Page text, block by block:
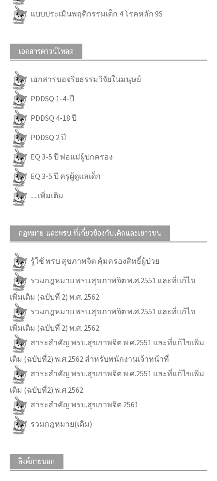
แบบประเมินพฤติกรรมเด็ก 4 โรคหลัก 9S
เอกสารดาวน์โหลด
เอกสารขอจริยธรรมวิจัยในมนุษย์
PDDSQ 1-4-ปี
PDDSQ 4-18 ปี
PDDSQ 2 ปี
EQ 3-5 ปี พ่อแม่ผู้ปกครอง
EQ 3-5 ปี ครูผู้ดูแลเด็ก
.....เพิ่มเติม
กฎหมาย และพรบ.ที่เกี่ยวข้องกับเด็กและเยาวชน
รู้ใช้ พรบ สุขภาพจิต คุ้มครองสิทธิ์ผู้ป่วย
รวมกฎหมาย พรบ.สุขภาพจิต พ.ศ.2551 และที่แก้ไข
เพิ่มเติม (ฉบับที่ 2) พ.ศ. 2562
รวมกฎหมาย พรบ.สุขภาพจิต พ.ศ.2551 และที่แก้ไข
เพิ่มเติม (ฉบับที่ 2) พ.ศ. 2562
สาระสำคัญ พรบ.สุขภาพจิต พ.ศ.2551 และที่แก้ไขเพิ่ม
เติม (ฉบับที่2) พ.ศ.2562 สำหรับพนักงานเจ้าหน้าที่
สาระสำคัญ พรบ.สุขภาพจิต พ.ศ.2551 และที่แก้ไขเพิ่ม
เติม (ฉบับที่2) พ.ศ.2562
สาระสำคัญ พรบ.สุขภาพจิต 2561
รวมกฎหมาย(เดิม)
ลิงค์ภายนอก